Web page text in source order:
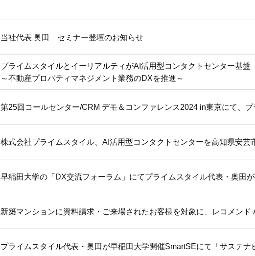
当社代表 奥田 セミナー登壇のお知らせ
プライムスタイルとイーリアルティがAI活用型コンタクトセンター基盤
～不動産プロパティマネジメント業務のDXを推進～
第25回コールセンター/CRM デモ＆コンファレンス2024 in東京にて、
早稲田大学の「DX交流フォーラム」にてプライムスタイル代表・奥田
新築マンションに資料請求・ご来場されたお客様を対象に、レコメンド
プライムスタイル代表・奥田が早稲田大学開催SmartSEにて「サステ